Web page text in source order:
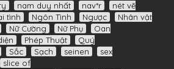
nam duy nhất nav*r
nét vẽ
tình Ngôn Tình Ngược
Nhân vật
Nữ Cường Nữ Phụ
Oan
Phép Thuật
Quý
Sắc Sạch seinen
sex
slice of